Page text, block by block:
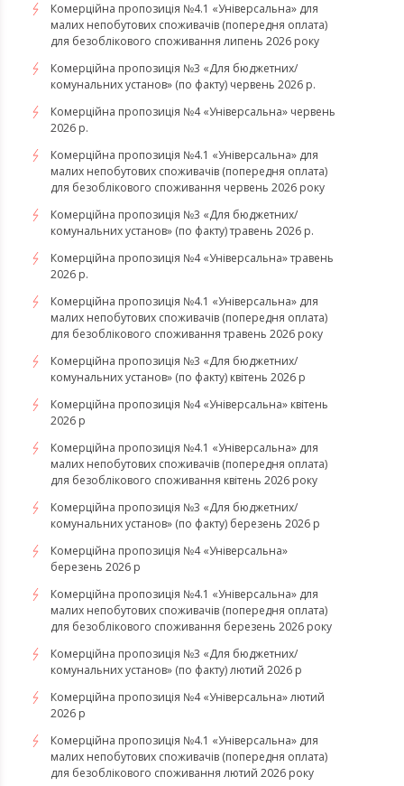
Комерційна пропозиція №4.1 «Універсальна» для
малих непобутових споживачів (попередня оплата)
для безоблікового споживання липень 2026 року
Комерційна пропозиція №3 «Для бюджетних/
комунальних установ» (по факту) червень 2026 р.
Комерційна пропозиція №4 «Універсальна» червень
2026 р.
Комерційна пропозиція №4.1 «Універсальна» для
малих непобутових споживачів (попередня оплата)
для безоблікового споживання червень 2026 року
Комерційна пропозиція №3 «Для бюджетних/
комунальних установ» (по факту) травень 2026 р.
Комерційна пропозиція №4 «Універсальна» травень
2026 р.
Комерційна пропозиція №4.1 «Універсальна» для
малих непобутових споживачів (попередня оплата)
для безоблікового споживання травень 2026 року
Комерційна пропозиція №3 «Для бюджетних/
комунальних установ» (по факту) квітень 2026 р
Комерційна пропозиція №4 «Універсальна» квітень
2026 р
Комерційна пропозиція №4.1 «Універсальна» для
малих непобутових споживачів (попередня оплата)
для безоблікового споживання квітень 2026 року
Комерційна пропозиція №3 «Для бюджетних/
комунальних установ» (по факту) березень 2026 р
Комерційна пропозиція №4 «Універсальна»
березень 2026 р
Комерційна пропозиція №4.1 «Універсальна» для
малих непобутових споживачів (попередня оплата)
для безоблікового споживання березень 2026 року
Комерційна пропозиція №3 «Для бюджетних/
комунальних установ» (по факту) лютий 2026 р
Комерційна пропозиція №4 «Універсальна» лютий
2026 р
Комерційна пропозиція №4.1 «Універсальна» для
малих непобутових споживачів (попередня оплата)
для безоблікового споживання лютий 2026 року